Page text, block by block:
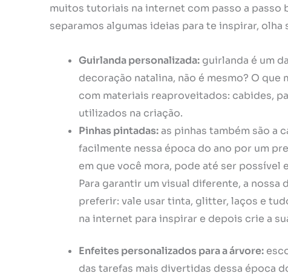
muitos tutoriais na internet com passo a passo
separamos algumas ideias para te inspirar, olha
Guirlanda personalizada: guirlanda é um
decoração natalina, não é mesmo? O
com materiais reaproveitados: cabides,
utilizados na criação.
Pinhas pintadas:as pinhas também são a
facilmente nessa época do ano por um
em que você mora, pode até ser possível
Para garantir um visual diferente, a
preferir: vale usar tinta, glitter, laços e
na internet para inspirar e depois crie a
Enfeites personalizados para a árvore:
das tarefas mais divertidas dessa época